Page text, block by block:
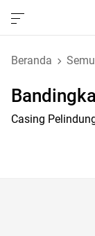
Beranda
Casing